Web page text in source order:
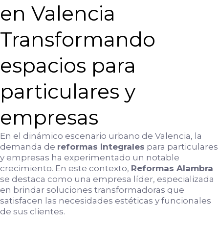
en Valencia
Transformando
espacios para
particulares y
empresas
En el dinámico escenario urbano de Valencia, la
demanda de reformas integrales para particulares
y empresas ha experimentado un notable
crecimiento. En este contexto, Reformas Alambra
se destaca como una empresa líder, especializada
en brindar soluciones transformadoras que
satisfacen las necesidades estéticas y funcionales
de sus clientes.